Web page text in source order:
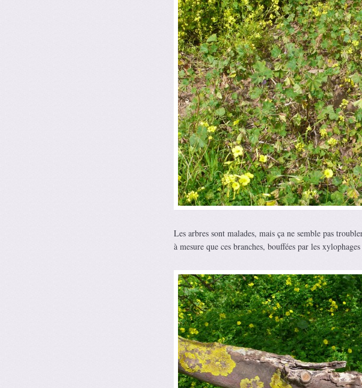
Les arbres sont malades, mais ça ne semble pas
à mesure que ces branches, bouffées par les